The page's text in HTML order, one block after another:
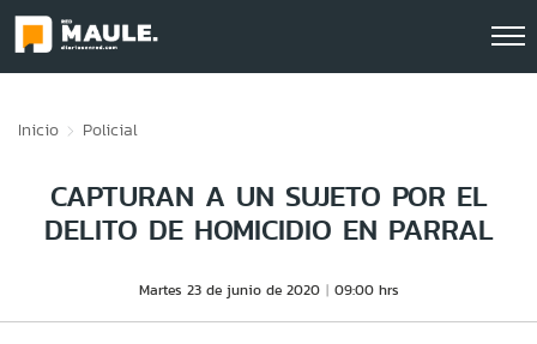
Inicio Policial
CAPTURAN A UN SUJETO POR EL
DELITO DE HOMICIDIO EN PARRAL
Martes 23 de junio de 2020 09:00 hrs